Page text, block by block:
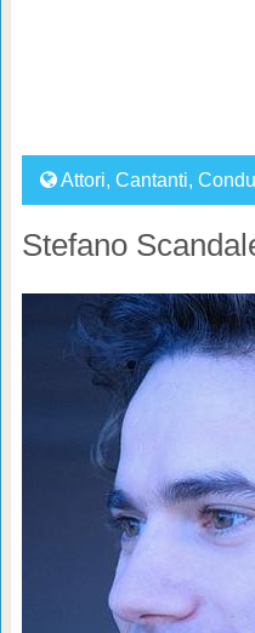
Attori, Cantanti,
Stefano